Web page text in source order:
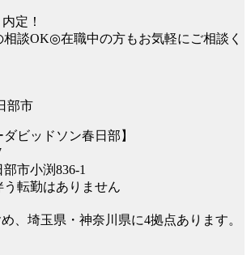
定！
談OK◎在職中の方もお気軽にご相談く
部市
ダビッドソン春日部】
市小渕836-1
転勤はありません
、埼玉県・神奈川県に4拠点あります。